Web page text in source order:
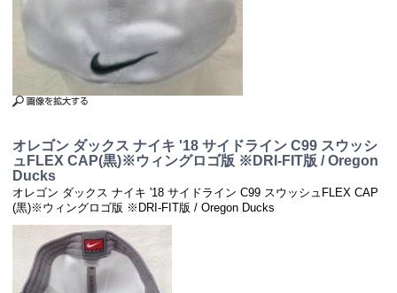
オレゴン ダックス ナイキ '18 サイドライン C99 スウッシ
ュFLEX CAP(黒)※ウィングロゴ版 ※DRI-FIT版 / Oregon
Ducks
オレゴン ダックス ナイキ '18 サイドライン C99 スウッシュFLEX CAP
(黒)※ウィングロゴ版 ※DRI-FIT版 / Oregon Ducks